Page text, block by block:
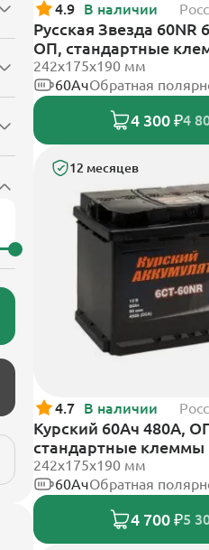
4.9 В наличии
Русская Звезда 60NR
ОП, стандартные
242x175x190 мм
60АчОбратная
4 300 ₽4
12 месяцев
4.7 В наличии
Курский 60Ач 480А,
стандартные клеммы
242x175x190 мм
60АчОбратная
4 700 ₽5